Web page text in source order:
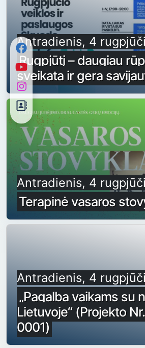
Antradienis, 4
Rugpjūtį – daugiau
sveikata ir gera
Antradienis, 4
Terapinė vasaros
Antradienis, 4
„Pagalba vaikams su
Lietuvoje“ (Projekto
0001)